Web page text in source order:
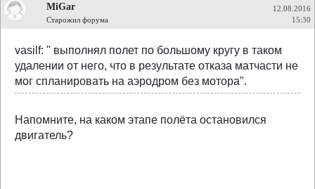
MiGar
Старожил форума
12.08.2016
15:30
vasilf: " выполнял полет по большому кругу в таком
удалении от него, что в результате отказа матчасти не
мог спланировать на аэродром без мотора".
Напомните, на каком этапе полёта остановился
двигатель?